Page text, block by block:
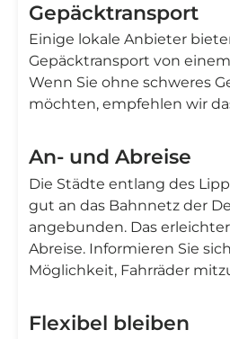
Gepäcktransport
Einige lokale Anbieter
Gepäcktransport von
Wenn Sie ohne schweres
möchten, empfehlen wir
An- und Abreise
Die Städte entlang des
gut an das Bahnnetz der
angebunden. Das
Abreise. Informieren Sie
Möglichkeit, Fahrräder
Flexibel bleiben